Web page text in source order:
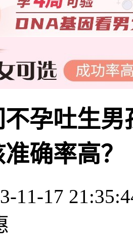
孕吐生
确率高？
11-17